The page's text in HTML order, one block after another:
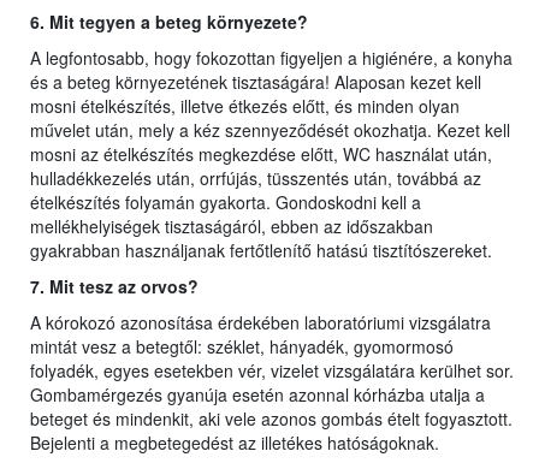
6. Mit tegyen a beteg környezete?
A legfontosabb, hogy fokozottan figyeljen a higiénére, a konyha
és a beteg környezetének tisztaságára! Alaposan kezet kell
mosni ételkészítés, illetve étkezés előtt, és minden olyan
művelet után, mely a kéz szennyeződését okozhatja. Kezet kell
mosni az ételkészítés megkezdése előtt, WC használat után,
hulladékkezelés után, orrfújás, tüsszentés után, továbbá az
ételkészítés folyamán gyakorta. Gondoskodni kell a
mellékhelyiségek tisztaságáról, ebben az időszakban
gyakrabban használjanak fertőtlenítő hatású tisztítószereket.
7. Mit tesz az orvos?
A kórokozó azonosítása érdekében laboratóriumi vizsgálatra
mintát vesz a betegtől: széklet, hányadék, gyomormosó
folyadék, egyes esetekben vér, vizelet vizsgálatára kerülhet sor.
Gombamérgezés gyanúja esetén azonnal kórházba utalja a
beteget és mindenkit, aki vele azonos gombás ételt fogyasztott.
Bejelenti a megbetegedést az illetékes hatóságoknak.